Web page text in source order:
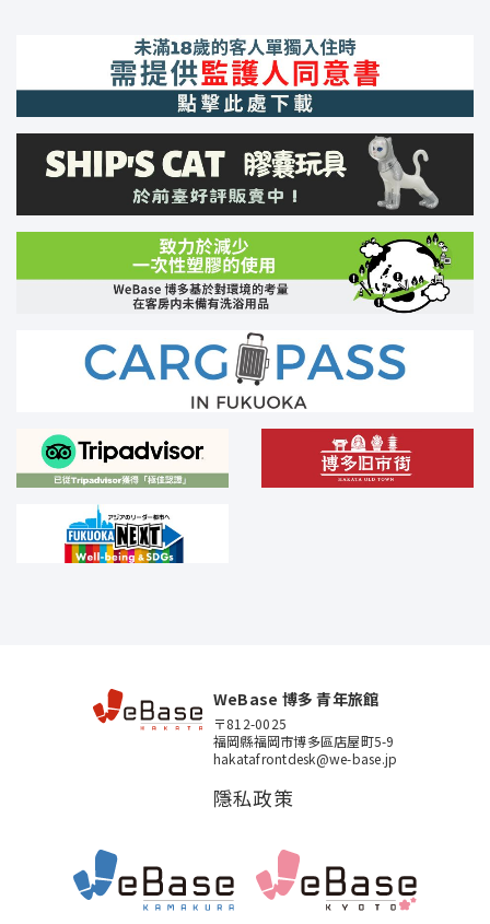
WeBase 博多 青年旅館
〒812-0025
福岡縣福岡市博多區店屋町5-9
hakatafrontdesk@we-base.jp
隱私政策